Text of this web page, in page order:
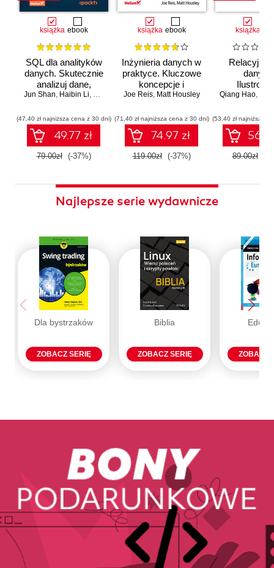
książka ebook
SQL dla analityków
danych. Skutecznie
analizuj dane,
wyciągaj
wnioski i opanuj
zaawansowany
SQL na potrzeby
praktycznych
zastosowań.
Jun Shan, Haibin Li, Matt Goldwasser,Upom Malik ,Benjamin Johnston
(47,40 zł najniższa cena z 30 dni)
49.77 zł
79.00zł (-37%)
książka ebook
Inżynieria danych w
praktyce. Kluczowe
koncepcje i
najlepsze
Joe Reis, Matt Housley
(71,40 zł najniższa cena z 30 dni)
74.97 zł
119.00zł (-37%)
książka
Relacyjne
Qiang Hao,
(53,40 zł najniższa
89.00zł
Najlepsze serie wydawnicze
Dla bystrzaków
ZOBACZ SERIĘ
Biblia
ZOBACZ SERIĘ ZOBACZ